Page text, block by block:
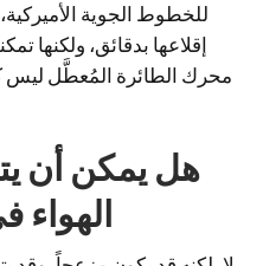
للخطوط الجوية
إقلاعها بدقائق، ولكنها
محرك الطائرة المُعطَّل ليس
الهواء